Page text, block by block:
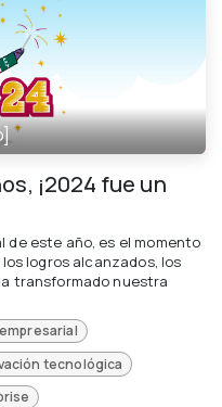
¡2024 fue un
de este año, es el momento
logros alcanzados, los
transformado nuestra
tecnológica